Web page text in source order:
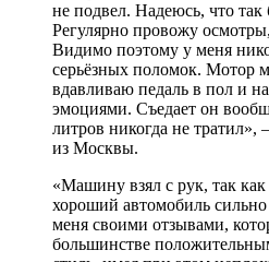
не подвел. Надеюсь, что так
Регулярно провожу
Видимо поэтому у меня
серьёзных поломок. Мотор
вдавливаю педаль в пол и
эмоциями. Съедает он
литров никогда не тратил»,
из Москвы.
«Машину взял с рук, так
хороший автомобиль
меня своими отзывами,
большинстве